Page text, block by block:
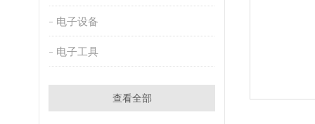
电子设备
电子工具
查看全部